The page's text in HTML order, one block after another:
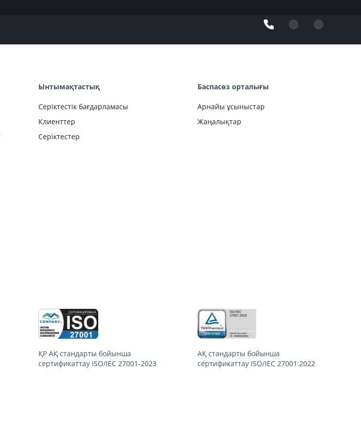
Ынтымақтастық
Серіктестік бағдарламасы
Клиенттер
Серіктестер
Баспасөз орталығы
Арнайы ұсыныстар
Жаңалықтар
ҚР АҚ стандарты бойынша
сертификаттау ISO/IEC 27001-2023
АҚ стандарты бойынша
сертификаттау ISO/IEC 27001:2022